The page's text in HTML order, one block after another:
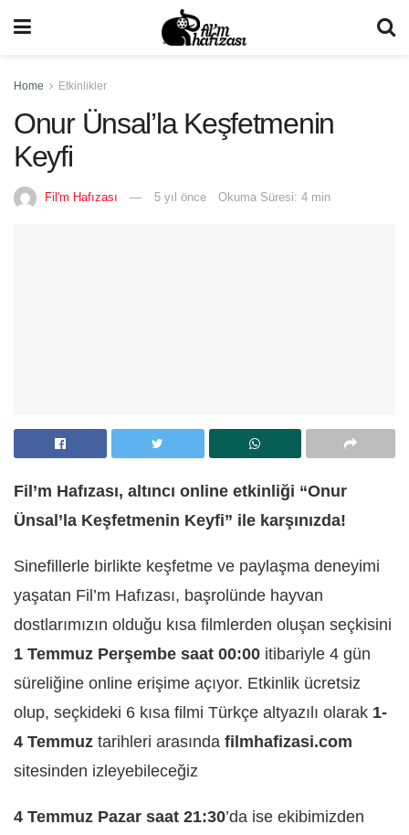
Home Etkinlikler
Onur Ünsal’la Keşfetmenin
Keyfi
Fil'm Hafızası 5 yıl önce Okuma Süresi: 4 min
Fil’m Hafızası, altıncı online etkinliği “Onur
Ünsal’la Keşfetmenin Keyfi” ile karşınızda!
Sinefillerle birlikte keşfetme ve paylaşma deneyimi
yaşatan Fil’m Hafızası, başrolünde hayvan
dostlarımızın olduğu kısa filmlerden oluşan seçkisini
1 Temmuz Perşembe saat 00:00 itibariyle 4 gün
süreliğine online erişime açıyor. Etkinlik ücretsiz
olup, seçkideki 6 kısa filmi Türkçe altyazılı olarak 1-
4 Temmuz tarihleri arasında filmhafizasi.com
sitesinden izleyebileceğiz
4 Temmuz Pazar saat 21:30’da ise ekibimizden